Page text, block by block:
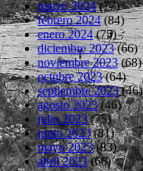
marzo 2024(77)
febrero 2024(84)
enero 2024(75)
diciembre 2023(66)
noviembre 2023(68)
octubre 2023(64)
septiembre 2023(46)
agosto 2023(46)
julio 2023(75)
junio 2023(81)
mayo 2023(83)
abril 2023(66)